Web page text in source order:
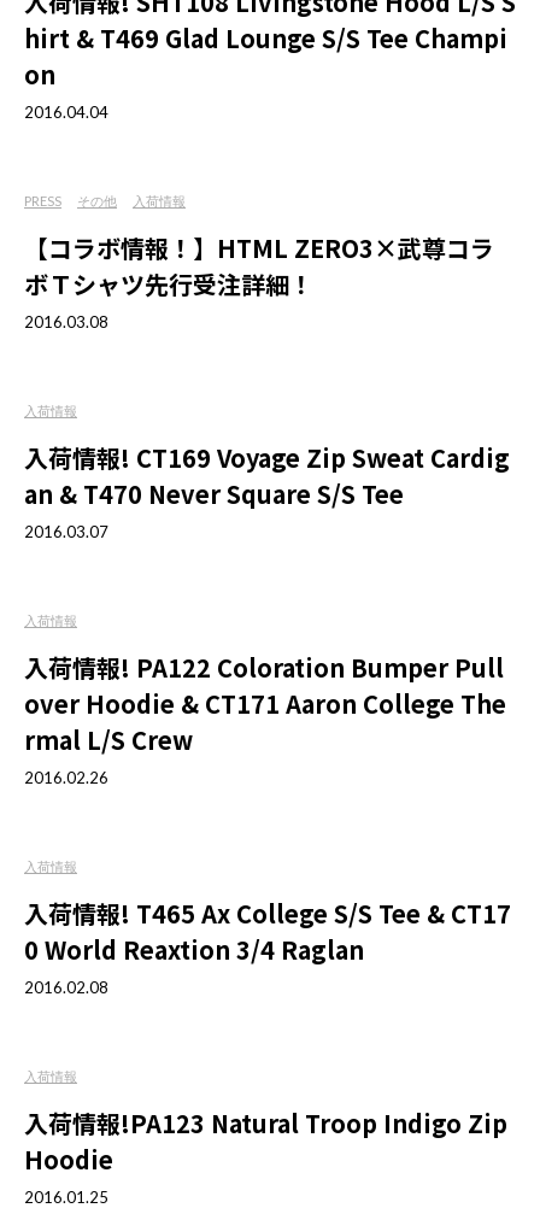
hirt & T469 Glad Lounge S/S Tee Champi
on
2016.04.04
PRESS その他 入荷情報
【コラボ情報！】HTML ZERO3×武尊コラ
ボＴシャツ先行受注詳細！
2016.03.08
入荷情報
入荷情報! CT169 Voyage Zip Sweat Cardig
an & T470 Never Square S/S Tee
2016.03.07
入荷情報
入荷情報! PA122 Coloration Bumper Pull
over Hoodie & CT171 Aaron College The
rmal L/S Crew
2016.02.26
入荷情報
入荷情報! T465 Ax College S/S Tee & CT17
0 World Reaxtion 3/4 Raglan
2016.02.08
入荷情報
入荷情報!PA123 Natural Troop Indigo Zip
Hoodie
2016.01.25